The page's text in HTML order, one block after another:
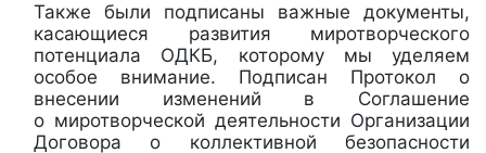
Также были подписаны важные документы,
касающиеся развития миротворческого
потенциала ОДКБ, которому мы уделяем
особое внимание. Подписан Протокол о
внесении изменений в Соглашение
о миротворческой деятельности Организации
Договора о коллективной безопасности